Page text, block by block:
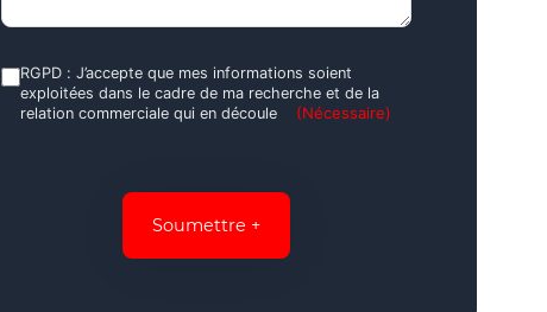
RGPD
(Nécessaire)
RGPD : J’accepte que mes informations soient
exploitées dans le cadre de ma recherche et de la
relation commerciale qui en découle
(Nécessaire)